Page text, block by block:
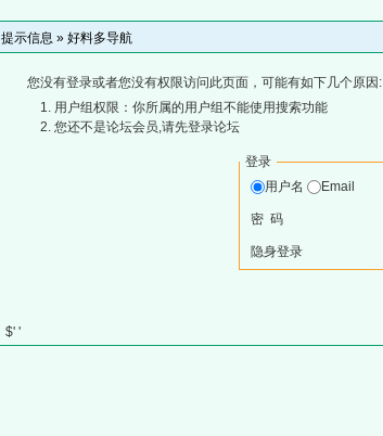
提示信息 » 好料多导航
您没有登录或者您没有权限访问此页面，可能有如下几个原因:
用户组权限：你所属的用户组不能使用搜索功能
您还不是论坛会员,请先登录论坛
登录
用户名
Email
密 码
隐身登录
$' '